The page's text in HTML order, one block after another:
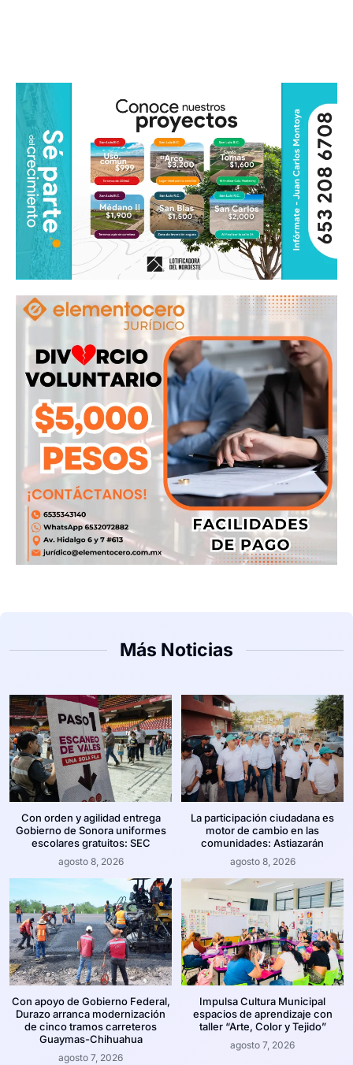
Más Noticias
Con orden y agilidad entrega
Gobierno de Sonora uniformes
escolares gratuitos: SEC
agosto 8, 2026
La participación ciudadana es
motor de cambio en las
comunidades: Astiazarán
agosto 8, 2026
Con apoyo de Gobierno Federal,
Durazo arranca modernización
de cinco tramos carreteros
Guaymas-Chihuahua
agosto 7, 2026
Impulsa Cultura Municipal
espacios de aprendizaje con
taller “Arte, Color y Tejido”
agosto 7, 2026